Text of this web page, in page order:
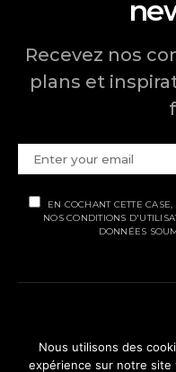
Recevez nos
plans et
EN COCHANT CETTE
NOS CONDITIONS
DONNÉES
MENTIONS LÉGALES
POLITIQUE DE
Nous utilisons des
expérience sur notre site